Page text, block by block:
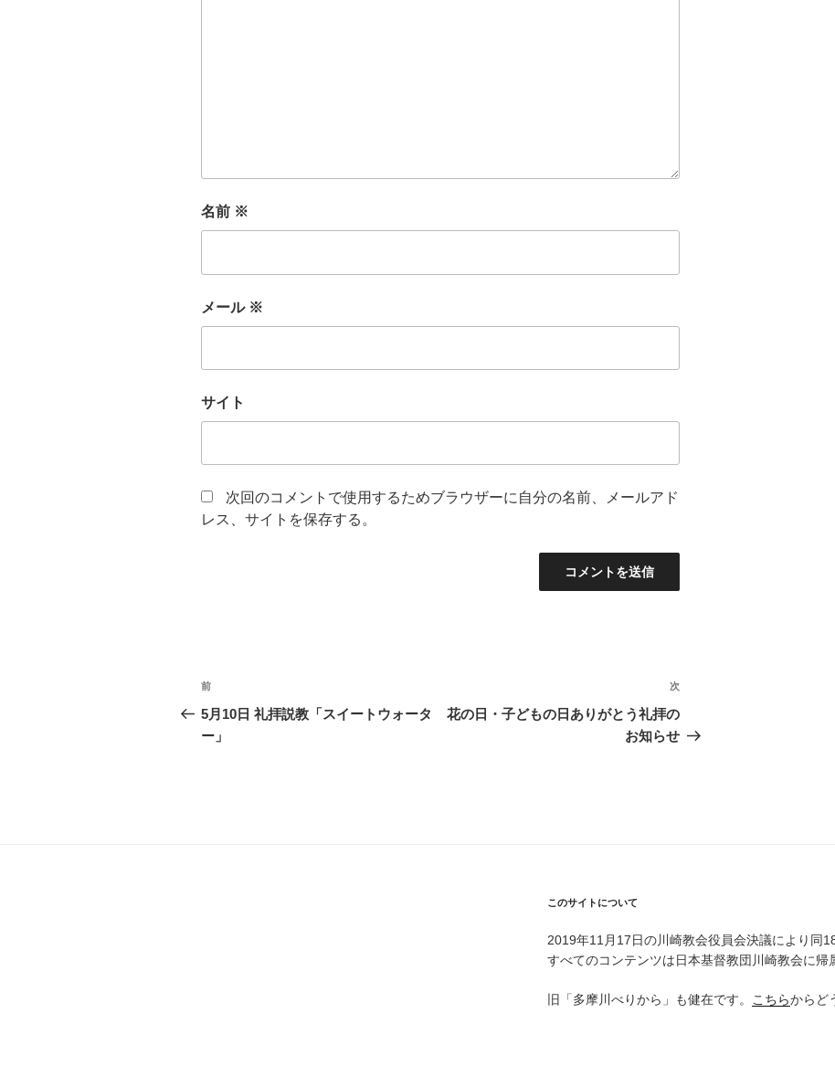
名前 ※
メール ※
サイト
次回のコメントで使用するためブラウザーに自分の名前、メールアド
レス、サイトを保存する。
投
稿
ナ
前
の
投
前
5月10日 礼拝説教「スイートウォータ
ー」
次
の
投
次
花の日・子どもの日ありがとう礼拝の
お知らせ
このサイトについて
2019年11月17日の川崎教会役員会決議により同
すべてのコンテンツは日本基督教団川崎教会に帰
旧「多摩川べりから」も健在です。 こちらからど